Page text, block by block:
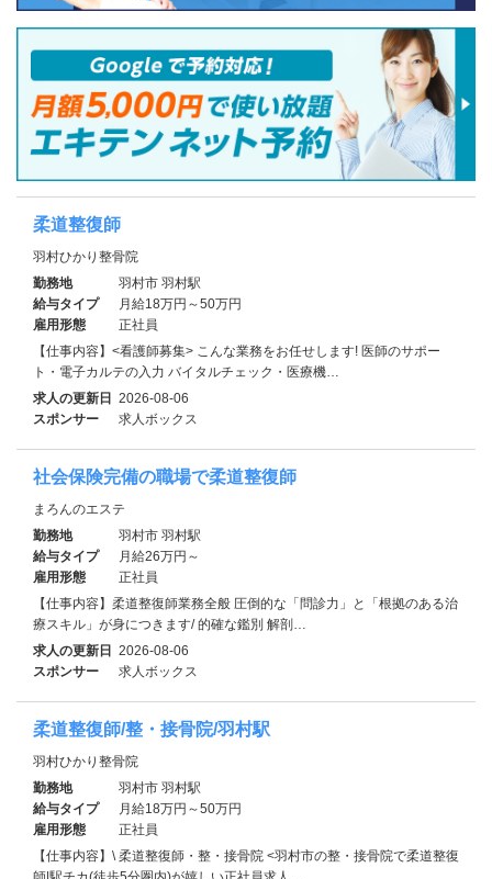
柔道整復師
羽村ひかり整骨院
勤務地
羽村市 羽村駅
給与タイプ
月給18万円～50万円
雇用形態
正社員
【仕事内容】<看護師募集> こんな業務をお任せします! 医師のサポー
ト・電子カルテの入力 バイタルチェック・医療機…
求人の更新日 2026-08-06
スポンサー
求人ボックス
社会保険完備の職場で柔道整復師
まろんのエステ
勤務地
羽村市 羽村駅
給与タイプ
月給26万円～
雇用形態
正社員
【仕事内容】柔道整復師業務全般 圧倒的な「問診力」と「根拠のある治
療スキル」が身につきます/ 的確な鑑別 解剖…
求人の更新日 2026-08-06
スポンサー
求人ボックス
柔道整復師/整・接骨院/羽村駅
羽村ひかり整骨院
勤務地
羽村市 羽村駅
給与タイプ
月給18万円～50万円
雇用形態
正社員
【仕事内容】\ 柔道整復師・整・接骨院 <羽村市の整・接骨院で柔道整復